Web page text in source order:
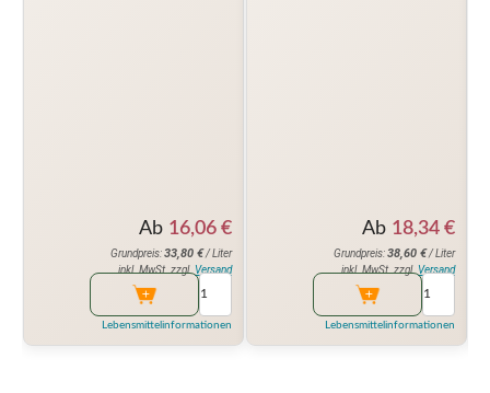
Ab 16,06 €
Grundpreis:33,80 €/ Liter
inkl. MwSt. zzgl. Versand
Lebensmittelinformationen
Ab 18,34 €
Grundpreis:38,60 €/ Liter
inkl. MwSt. zzgl. Versand
Lebensmittelinformationen